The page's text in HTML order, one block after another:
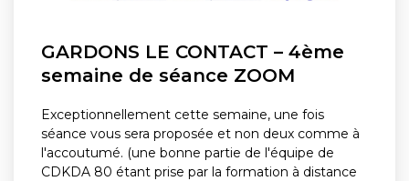
GARDONS LE CONTACT – 4ème
semaine de séance ZOOM
Exceptionnellement cette semaine, une fois
séance vous sera proposée et non deux comme à
l'accoutumé. (une bonne partie de l'équipe de
CDKDA 80 étant prise par la formation à distance